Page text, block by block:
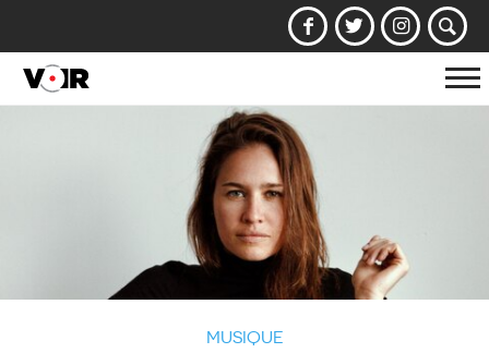
la
MUSIQUE